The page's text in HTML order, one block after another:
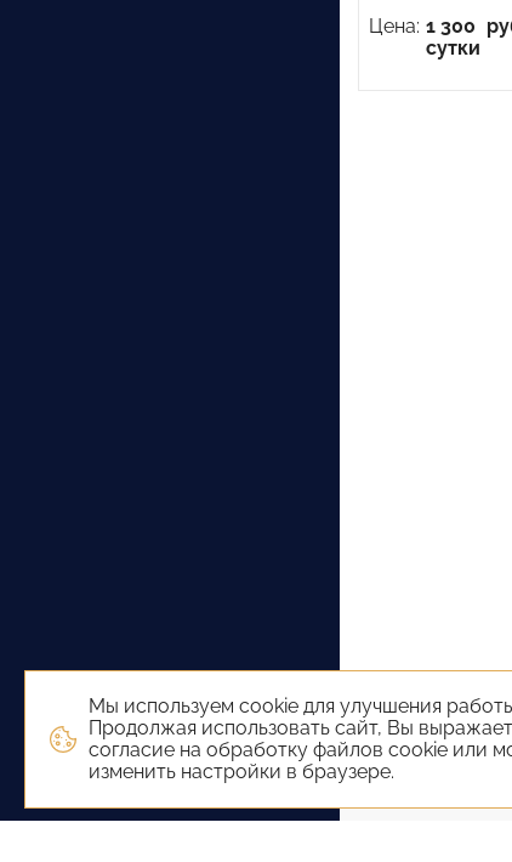
Мы используем cookie для улучшения
Продолжая использовать сайт, Вы
согласие на обработку файлов cookie или
изменить настройки в браузере.
Цена: 1 300
сутки